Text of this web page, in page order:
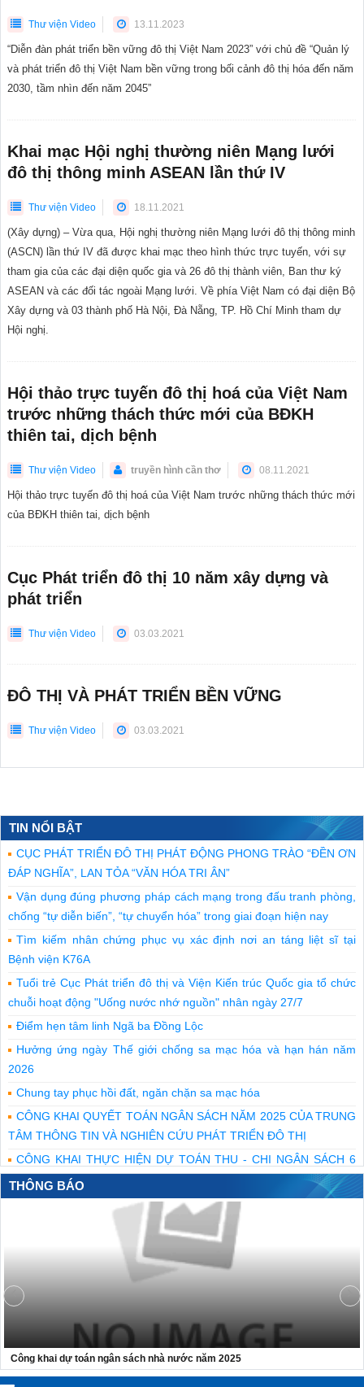
Thư viện Video 13.11.2023
“Diễn đàn phát triển bền vững đô thị Việt Nam 2023” với chủ đề “Quản lý
và phát triển đô thị Việt Nam bền vững trong bối cảnh đô thị hóa đến năm
2030, tầm nhìn đến năm 2045”
Khai mạc Hội nghị thường niên Mạng lưới
đô thị thông minh ASEAN lần thứ IV
Thư viện Video 18.11.2021
(Xây dựng) – Vừa qua, Hội nghị thường niên Mạng lưới đô thị thông minh
(ASCN) lần thứ IV đã được khai mạc theo hình thức trực tuyến, với sự
tham gia của các đại diện quốc gia và 26 đô thị thành viên, Ban thư ký
ASEAN và các đối tác ngoài Mạng lưới. Về phía Việt Nam có đại diện Bộ
Xây dựng và 03 thành phố Hà Nội, Đà Nẵng, TP. Hồ Chí Minh tham dự
Hội nghị.
Hội thảo trực tuyến đô thị hoá của Việt Nam
trước những thách thức mới của BĐKH
thiên tai, dịch bệnh
Thư viện Video truyền hình cần thơ 08.11.2021
Hội thảo trực tuyến đô thị hoá của Việt Nam trước những thách thức mới
của BĐKH thiên tai, dịch bệnh
Cục Phát triển đô thị 10 năm xây dựng và
phát triển
Thư viện Video 03.03.2021
ĐÔ THỊ VÀ PHÁT TRIỂN BỀN VỮNG
Thư viện Video 03.03.2021
TIN NỔI BẬT
CỤC PHÁT TRIỂN ĐÔ THỊ PHÁT ĐỘNG PHONG TRÀO “ĐỀN ƠN
ĐÁP NGHĨA”, LAN TỎA “VĂN HÓA TRI ÂN”
Vận dụng đúng phương pháp cách mạng trong đấu tranh phòng,
chống “tự diễn biến”, “tự chuyển hóa” trong giai đoạn hiện nay
Tìm kiếm nhân chứng phục vụ xác định nơi an táng liệt sĩ tại
Bệnh viện K76A
Tuổi trẻ Cục Phát triển đô thị và Viện Kiến trúc Quốc gia tổ chức
chuỗi hoạt động "Uống nước nhớ nguồn" nhân ngày 27/7
Điểm hẹn tâm linh Ngã ba Đồng Lộc
Hưởng ứng ngày Thế giới chống sa mạc hóa và hạn hán năm
2026
Chung tay phục hồi đất, ngăn chặn sa mạc hóa
CÔNG KHAI QUYẾT TOÁN NGÂN SÁCH NĂM 2025 CỦA TRUNG
TÂM THÔNG TIN VÀ NGHIÊN CỨU PHÁT TRIỂN ĐÔ THỊ
CÔNG KHAI THỰC HIỆN DỰ TOÁN THU - CHI NGÂN SÁCH 6
THÁNG NĂM 2026 CỦA TRUNG TÂM THÔNG TIN VÀ NGHIÊN
CỨU PHÁT TRIỂN ĐÔ THỊ
Bộ Xây dựng tri ân những người đã ngã xuống để giữ mạch máu
Bộ trưởng Trần Hồng Minh dâng hương tưởng niệm các anh
hùng liệt sĩ tại Quảng Trị
CÔNG KHAI THỰC HIỆN DỰ TOÁN THU, CHI NGÂN SÁCH 6
THÁNG ĐẦU NĂM 2026 - CỤC PHÁT TRIỂN ĐÔ THỊ
THÔNG BÁO
Công khai dự toán ngân sách nhà nước năm 2025